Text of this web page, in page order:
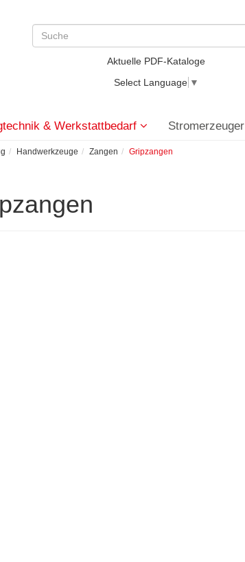
Aktuelle PDF-Kataloge
Select Language ▼
& Werkstattbedarf Stromerzeuger
Handwerkzeuge Zangen Gripzangen